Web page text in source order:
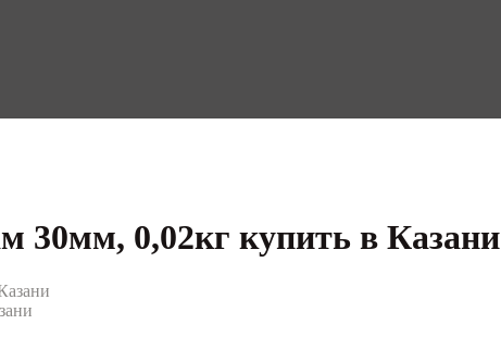
30мм, 0,02кг купить в Казани